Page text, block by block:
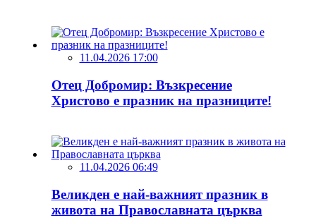
11.04.2026 17:00
Отец Добромир: Възкресение
Христово е празник на празниците!
11.04.2026 06:49
Великден е най-важният празник в
живота на Православната църква